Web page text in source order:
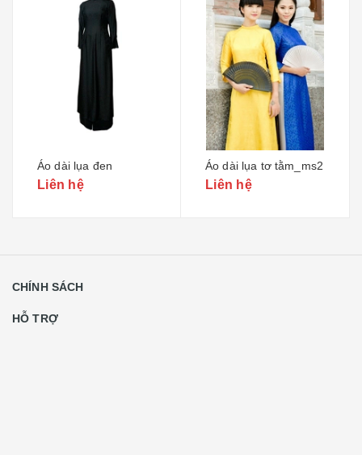
Áo dài lụa tơ tằm_ms2
Liên hệ
Áo dài lụa tơ tằm vân hoa cúc_01
Liên hệ
CHÍNH SÁCH
HỖ TRỢ